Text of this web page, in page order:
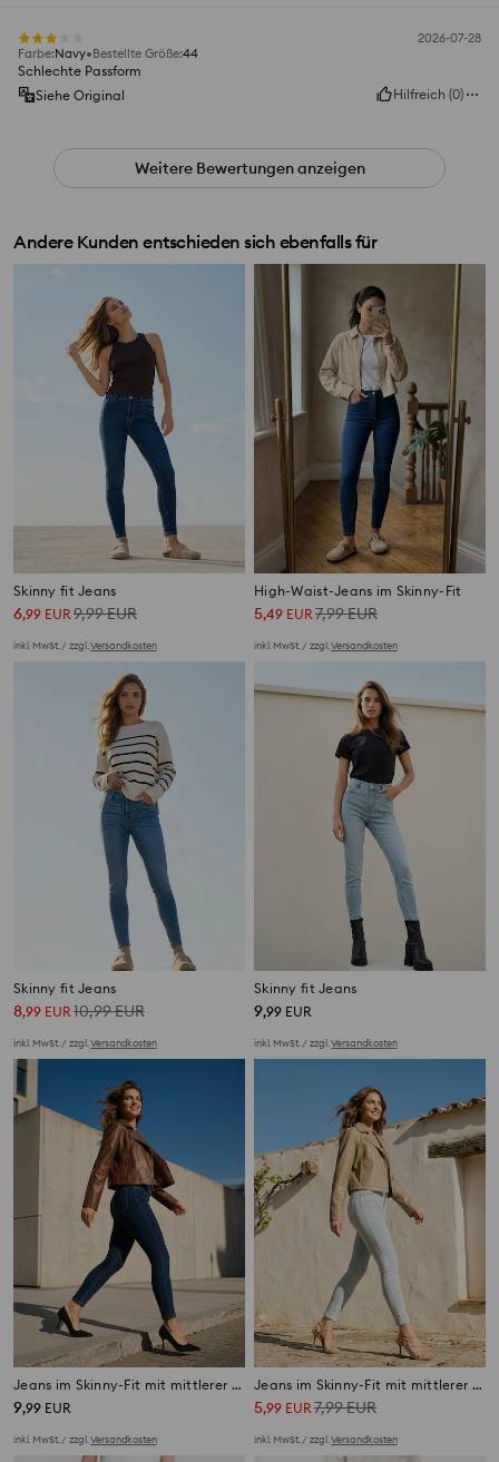
2026-07-28
Farbe:Navy Bestellte Größe:44
Schlechte Passform
Siehe Original
Hilfreich (0)
Weitere Bewertungen anzeigen
Andere Kunden entschieden sich ebenfalls für
Skinny fit Jeans
6,99 EUR9,99EUR
inkl. MwSt. / zzgl.Versandkosten
High-Waist-Jeans im Skinny-Fit
5,49 EUR7,99EUR
inkl. MwSt. / zzgl.Versandkosten
Skinny fit Jeans
8,99 EUR 10,99EUR
inkl. MwSt. / zzgl.Versandkosten
Skinny fit Jeans
9,99 EUR
inkl. MwSt. / zzgl.Versandkosten
Jeans im Skinny-Fit mit mittlerer Leibhöhe
9,99 EUR
inkl. MwSt. / zzgl.Versandkosten
Jeans im Skinny-Fit mit mittlerer Leibhöhe
5,99 EUR7,99EUR
inkl. MwSt. / zzgl.Versandkosten